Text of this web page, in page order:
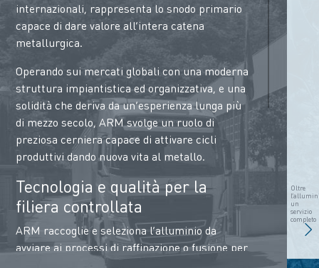
internazionali, rappresenta lo snodo primario
capace di dare valore all’intera catena
metallurgica.
Operando sui mercati globali con una moderna
struttura impiantistica ed organizzativa, e una
solidità che deriva da un’esperienza lunga più
di mezzo secolo, ARM svolge un ruolo di
preziosa cerniera capace di attivare cicli
produttivi dando nuova vita al metallo.
Tecnologia e qualità per la
filiera controllata
ARM raccoglie e seleziona l’alluminio da
avviare ai processi di raffinazione o fusione per
offrire alla propria clientela il migliore mix
Oltre
un
servizio
completo